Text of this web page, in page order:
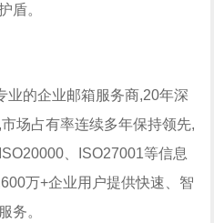
盾。
的企业邮箱服务商,20年深
场占有率连续多年保持领先,
、ISO27001等信息
万+企业用户提供快速、智
务。